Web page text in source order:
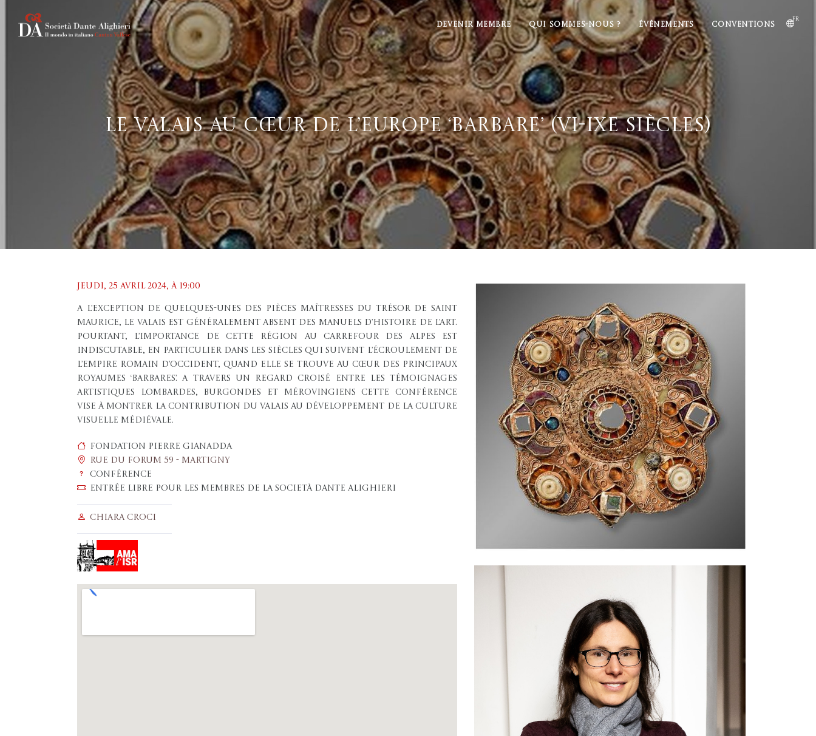
fr
DEVENIR MEMBRE QUI SOMMES-NOUS ? ÉVÉNEMENTS CONVENTIONS
Le Valais au cœur de l’Europe ‘barbare’ (VI-IXe siècles)
Jeudi, 25 avril 2024, À 19:00
A l’exception de quelques-unes des pièces maîtresses du trésor de Saint
Maurice, le Valais est généralement absent des manuels d’histoire de l’art.
Pourtant, l’importance de cette région au carrefour des Alpes est
indiscutable, en particulier dans les siècles qui suivent l’écroulement de
l’Empire romain d’Occident, quand elle se trouve au cœur des principaux
royaumes ‘barbares’. A travers un regard croisé entre les témoignages
artistiques lombardes, burgondes et mérovingiens cette conférence
vise à montrer la contribution du Valais au développement de la culture
visuelle médiévale.
Fondation Pierre Gianadda
Rue du Forum 59 - Martigny
Conférence
Entrée libre pour les membres de la Società Dante Alighieri
Chiara Croci